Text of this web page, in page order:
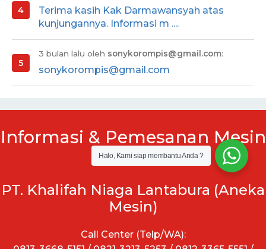
Terima kasih Kak Darmawansyah atas
kunjungannya. Informasi m ....
3 bulan lalu oleh sonykorompis@gmail.com:
sonykorompis@gmail.com
Informasi & Pemesanan Mesin
:
PT. Khalifah Niaga Lantabura (Aneka
Mesin)
Call Center (Telp/WA):
Halo, Kami siap membantu Anda ?